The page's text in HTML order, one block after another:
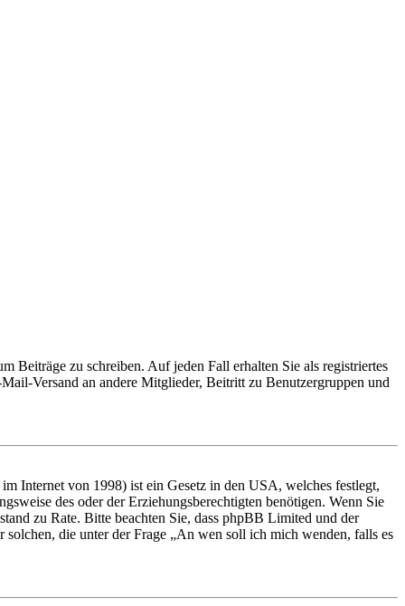
Beiträge zu schreiben. Auf jeden Fall erhalten Sie als registriertes
Versand an andere Mitglieder, Beitritt zu Benutzergruppen und
Internet von 1998) ist ein Gesetz in den USA, welches festlegt,
des oder der Erziehungsberechtigten benötigen. Wenn Sie
zu Rate. Bitte beachten Sie, dass phpBB Limited und der
die unter der Frage „An wen soll ich mich wenden, falls es